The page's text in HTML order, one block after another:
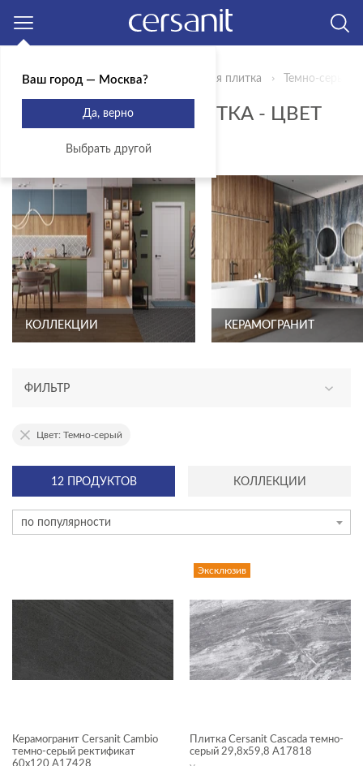
Главная Продукты Керамическая плитка Темно-серый
КЕРАМИЧЕСКАЯ ПЛИТКА - ЦВЕТ
ТЕМНО-СЕРЫЙ
КОЛЛЕКЦИИ КЕРАМОГРАНИТ
ФИЛЬТР
АССОРТИМЕНТ
новинка
ТИП ПЛИТКИ
ступень
12 ПРОДУКТОВ КОЛЛЕКЦИИ
по популярности
Цвет: Темно-серый
Керамогранит Cersanit Cambio
темно-серый ректификат
Эксклюзив
Плитка Cersanit Cascada темно-
серый 29,8x59,8 A17818
Ваш город — Москва?
Да, верно
Выбрать другой